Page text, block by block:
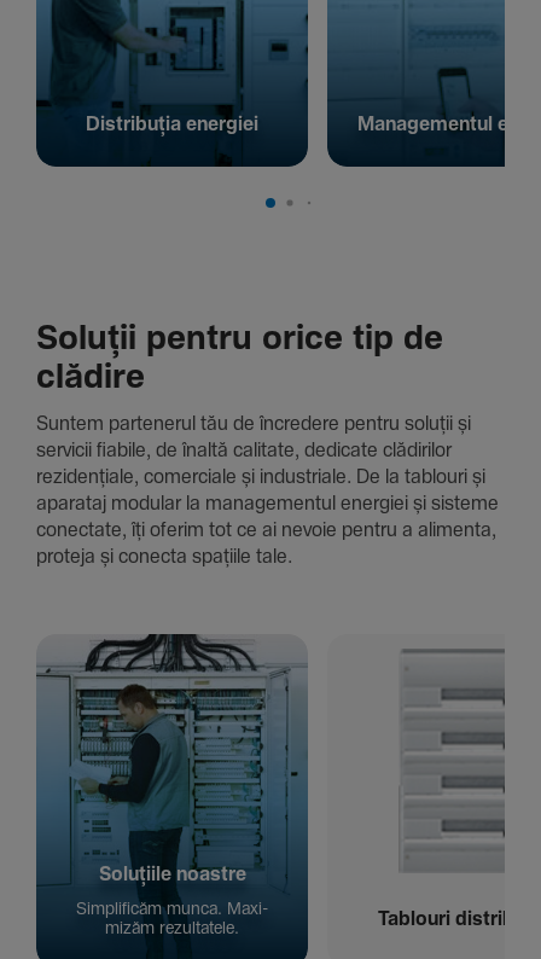
Distribuția energiei Managementul
Soluții pentru orice tip de
clădire
Suntem parte­nerul tău de încre­dere pentru soluții și
servicii fiabile, de înaltă cali­tate, dedi­cate clădi­rilor
rezi­den­țiale, comer­ciale și indus­triale. De la tablouri și
aparataj modular la managementul energiei și sisteme
conec­tate, îți oferim tot ce ai nevoie pentru a alimenta,
proteja și conecta spațiile tale.
Solu­țiile noastre
Simpli­ficăm munca. Maxi­
mizăm rezul­ta­tele.
Tablouri